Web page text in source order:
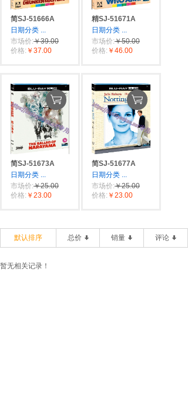
简SJ-51666A
日期分类 ...
市场价:￥39.00
价格: ￥37.00
精SJ-51671A
日期分类 ...
市场价:￥50.00
价格: ￥46.00
简SJ-51673A
日期分类 ...
市场价:￥25.00
价格: ￥23.00
简SJ-51677A
日期分类 ...
市场价:￥25.00
价格: ￥23.00
默认排序 总价 销量 评论
暂无相关记录！